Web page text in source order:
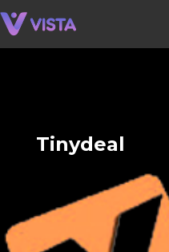
Tinydeal